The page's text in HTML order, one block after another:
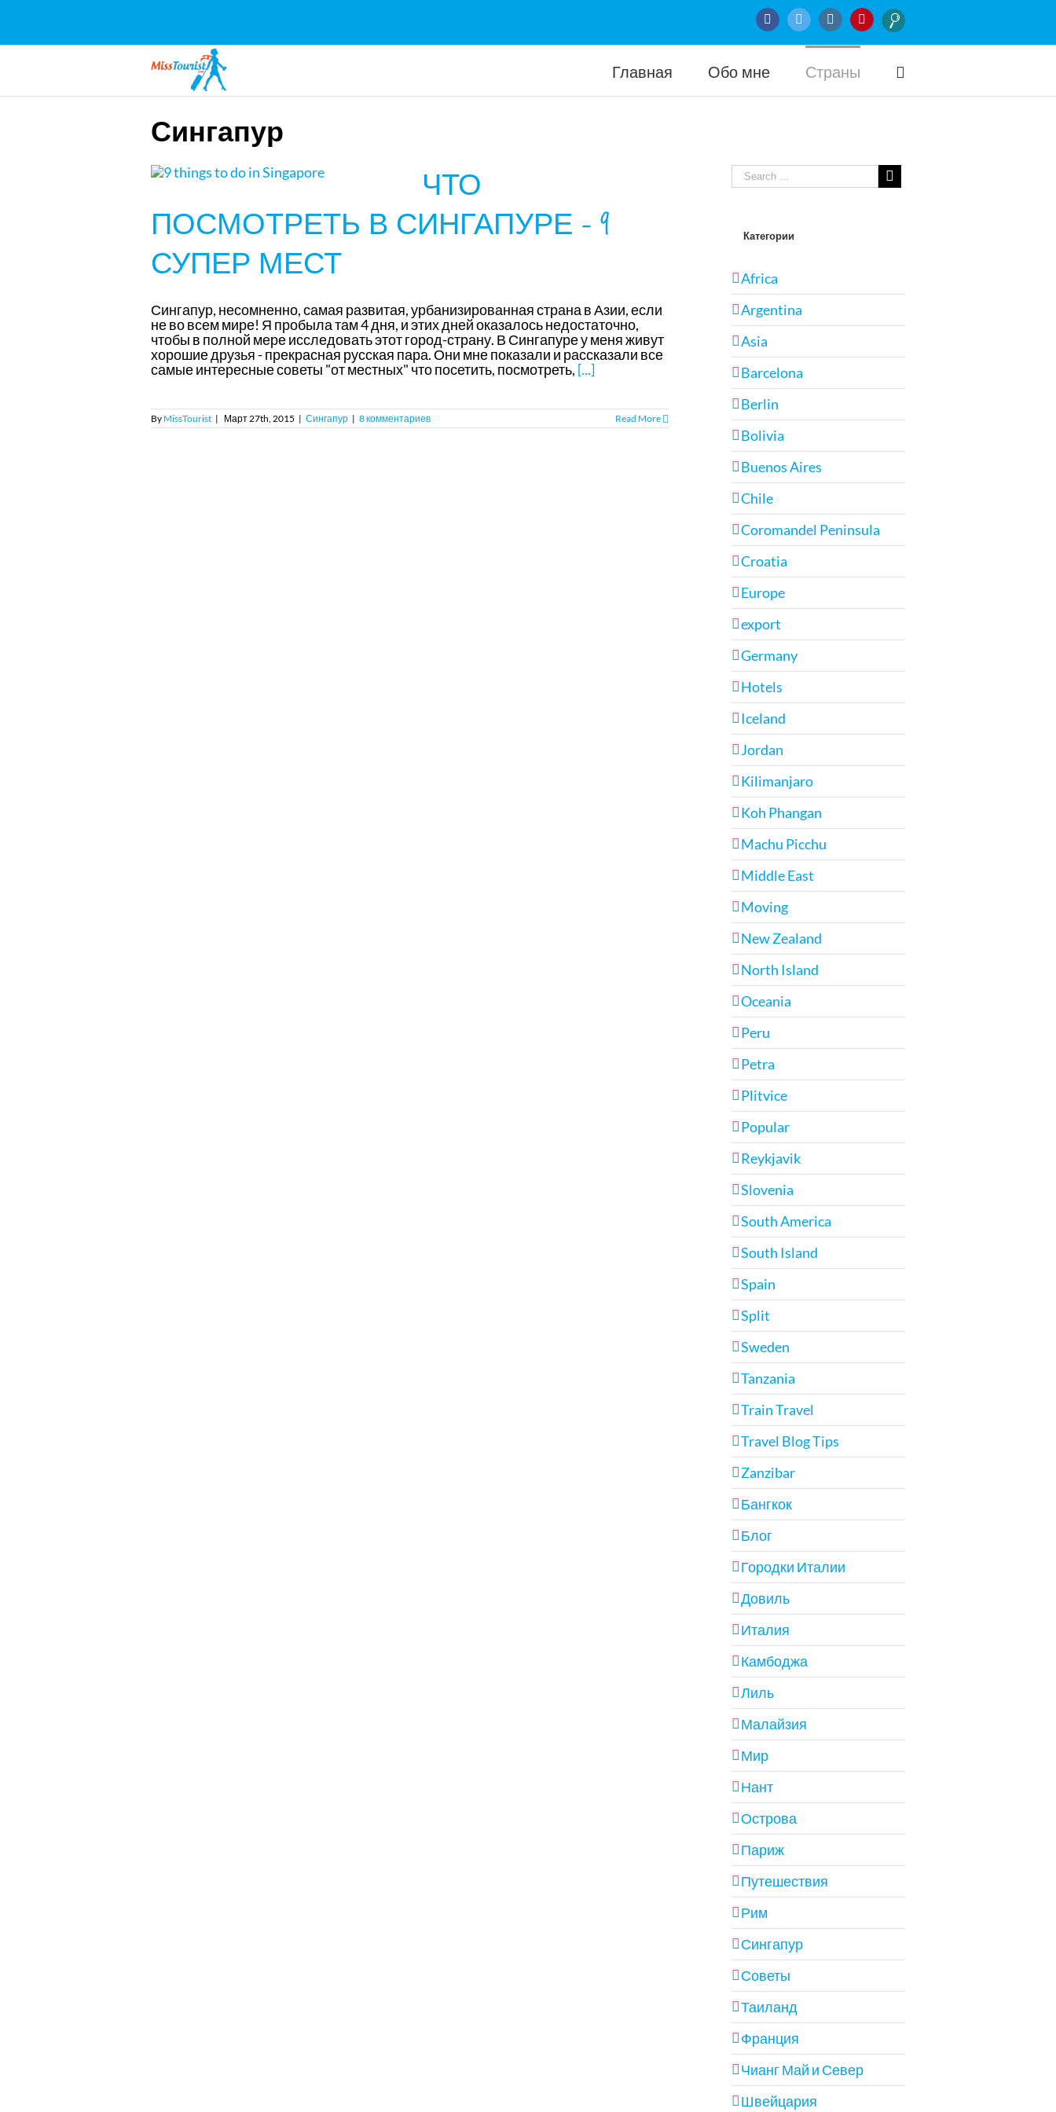
FacebookTwitter InstagramPinterest
Главная Обо мне Страны
Сингапур
ЧТО
ПОСМОТРЕТЬ В СИНГАПУРЕ — 9
СУПЕР МЕСТ
Сингапур, несомненно, самая развитая, урбанизированная страна в Азии, если
не во всем мире! Я пробыла там 4 дня, и этих дней оказалось недостаточно,
чтобы в полной мере исследовать этот город-страну. В Сингапуре у меня живут
хорошие друзья - прекрасная русская пара. Они мне показали и рассказали все
самые интересные советы "от местных" что посетить, посмотреть, [...]
By MissTourist | Март 27th, 2015 | Сингапур | 8 комментариев Read More
Категории
Africa
Argentina
Asia
Barcelona
Berlin
Bolivia
Buenos Aires
Chile
Coromandel Peninsula
Croatia
Europe
export
Germany
Hotels
Iceland
Jordan
Kilimanjaro
Koh Phangan
Machu Picchu
Middle East
Moving
New Zealand
North Island
Oceania
Peru
Petra
Plitvice
Popular
Reykjavik
Slovenia
South America
South Island
Spain
Split
Sweden
Tanzania
Train Travel
Travel Blog Tips
Zanzibar
Бангкок
Блог
Городки Италии
Довиль
Италия
Камбоджа
Лиль
Малайзия
Мир
Нант
Острова
Париж
Путешествия
Рим
Сингапур
Советы
Таиланд
Франция
Чианг Май и Север
Швейцария